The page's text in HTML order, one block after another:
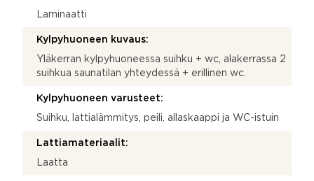
Laminaatti
Kylpyhuoneen kuvaus:
Yläkerran kylpyhuoneessa suihku + wc, alakerrassa 2
suihkua saunatilan yhteydessä + erillinen wc.
Kylpyhuoneen varusteet:
Suihku, lattialämmitys, peili, allaskaappi ja WC-istuin
Lattiamateriaalit:
Laatta